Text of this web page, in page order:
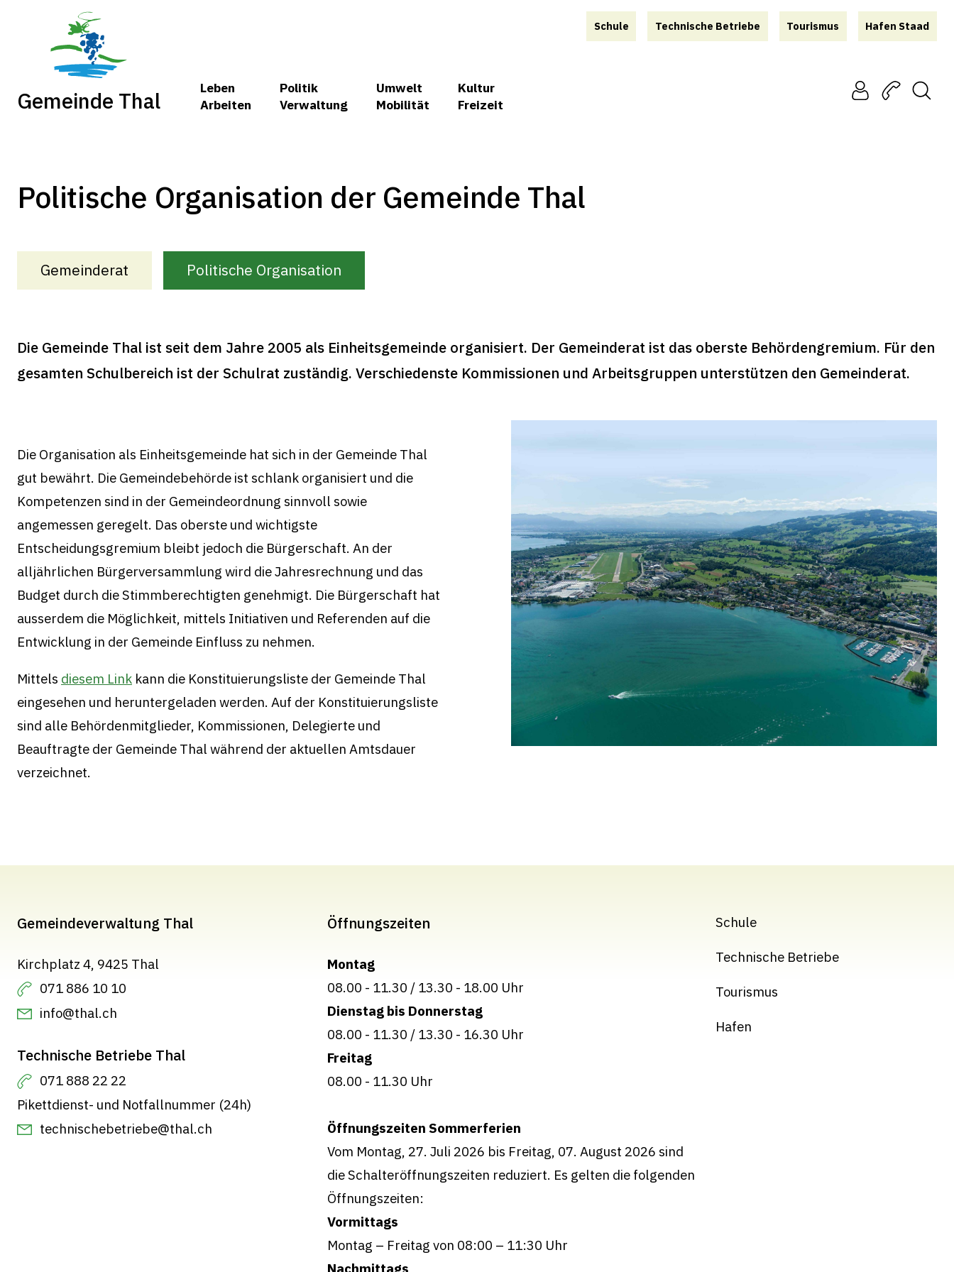
Gemeinde Thal
Leben
Arbeiten
Politik
Verwaltung
Umwelt
Mobilität
Kultur
Freizeit
Schule Technische Betriebe Tourismus Hafen Staad
Politische Organisation der Gemeinde Thal
Gemeinderat Politische Organisation
Die Gemeinde Thal ist seit dem Jahre 2005 als Einheitsgemeinde organisiert. Der Gemeinderat ist das oberste Behördengremium. Für den
gesamten Schulbereich ist der Schulrat zuständig. Verschiedenste Kommissionen und Arbeitsgruppen unterstützen den Gemeinderat.
Die Organisation als Einheitsgemeinde hat sich in der Gemeinde Thal
gut bewährt. Die Gemeindebehörde ist schlank organisiert und die
Kompetenzen sind in der Gemeindeordnung sinnvoll sowie
angemessen geregelt. Das oberste und wichtigste
Entscheidungsgremium bleibt jedoch die Bürgerschaft. An der
alljährlichen Bürgerversammlung wird die Jahresrechnung und das
Budget durch die Stimmberechtigten genehmigt. Die Bürgerschaft hat
ausserdem die Möglichkeit, mittels Initiativen und Referenden auf die
Entwicklung in der Gemeinde Einfluss zu nehmen.
Mittels diesem Link kann die Konstituierungsliste der Gemeinde Thal
eingesehen und heruntergeladen werden. Auf der Konstituierungsliste
sind alle Behördenmitglieder, Kommissionen, Delegierte und
Beauftragte der Gemeinde Thal während der aktuellen Amtsdauer
verzeichnet.
Gemeindeverwaltung Thal
Kirchplatz 4, 9425 Thal
071 886 10 10
info@thal.ch
Technische Betriebe Thal
071 888 22 22
Pikettdienst- und Notfallnummer (24h)
technischebetriebe@thal.ch
Öffnungszeiten
Montag
08.00 - 11.30 / 13.30 - 18.00 Uhr
Dienstag bis Donnerstag
08.00 - 11.30 / 13.30 - 16.30 Uhr
Freitag
08.00 - 11.30 Uhr
Öffnungszeiten Sommerferien
Vom Montag, 27. Juli 2026 bis Freitag, 07. August 2026 sind
die Schalteröffnungszeiten reduziert. Es gelten die folgenden
Öffnungszeiten:
Vormittags
Montag – Freitag von 08:00 – 11:30 Uhr
Nachmittags
Schule
Technische Betriebe
Tourismus
Hafen